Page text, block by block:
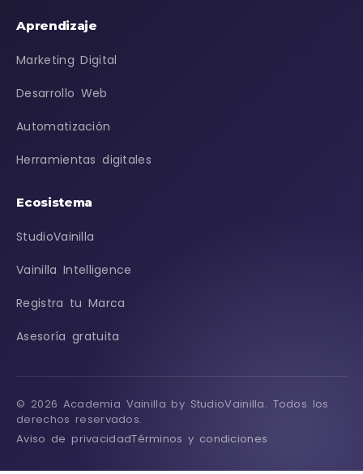
Aprendizaje
Marketing Digital
Desarrollo Web
Automatización
Herramientas digitales
Ecosistema
StudioVainilla
Vainilla Intelligence
Registra tu Marca
Asesoría gratuita
© 2026 Academia Vainilla by StudioVainilla. Todos los
derechos reservados.
Aviso de privacidadTérminos y condiciones